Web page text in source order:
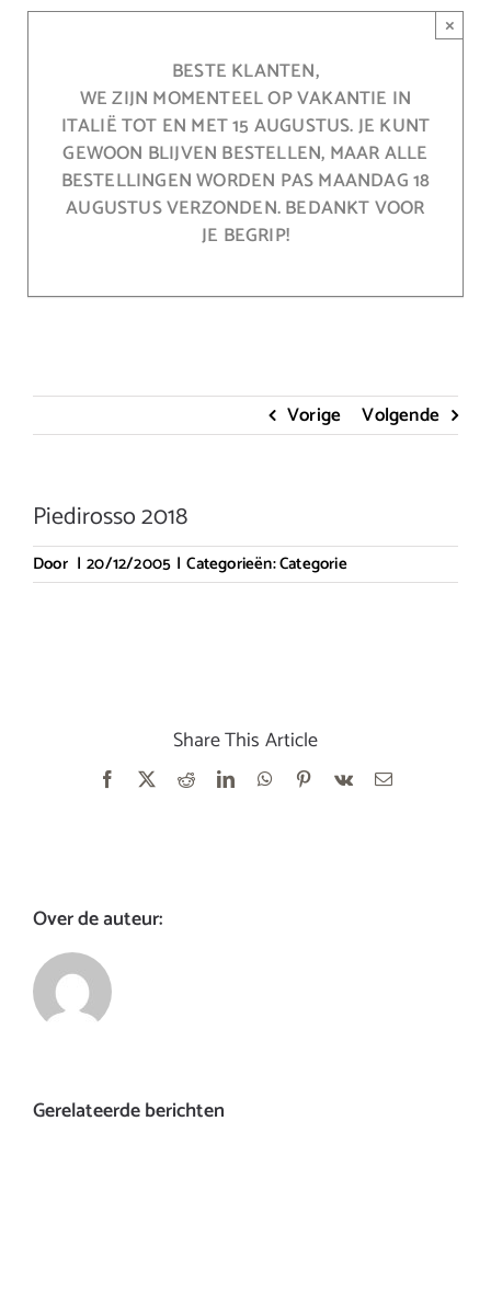
BESTE KLANTEN,
WE ZIJN MOMENTEEL OP VAKANTIE IN
ITALIË TOT EN MET 15 AUGUSTUS. JE KUNT
GEWOON BLIJVEN BESTELLEN, MAAR ALLE
BESTELLINGEN WORDEN PAS MAANDAG 18
AUGUSTUS VERZONDEN. BEDANKT VOOR
JE BEGRIP!
×
Vorige Volgende
Piedirosso 2018
Door | 20/12/2005 | Categorieën:Categorie
Share This Article
Facebook RedditLinkedInWhatsApp
Pinterest
Vk
E-
Over de auteur:
Gerelateerde berichten